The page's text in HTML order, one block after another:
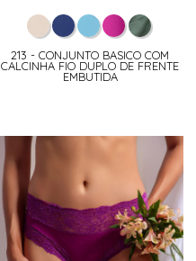
213 - CONJUNTO BASICO COM
CALCINHA FIO DUPLO DE FRENTE
EMBUTIDA